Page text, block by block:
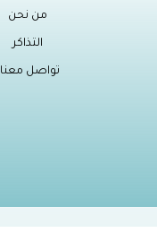
من نحن
التذاكر
تواصل معنا